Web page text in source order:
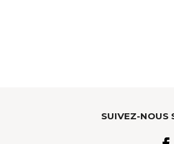
SUIVEZ-NOUS